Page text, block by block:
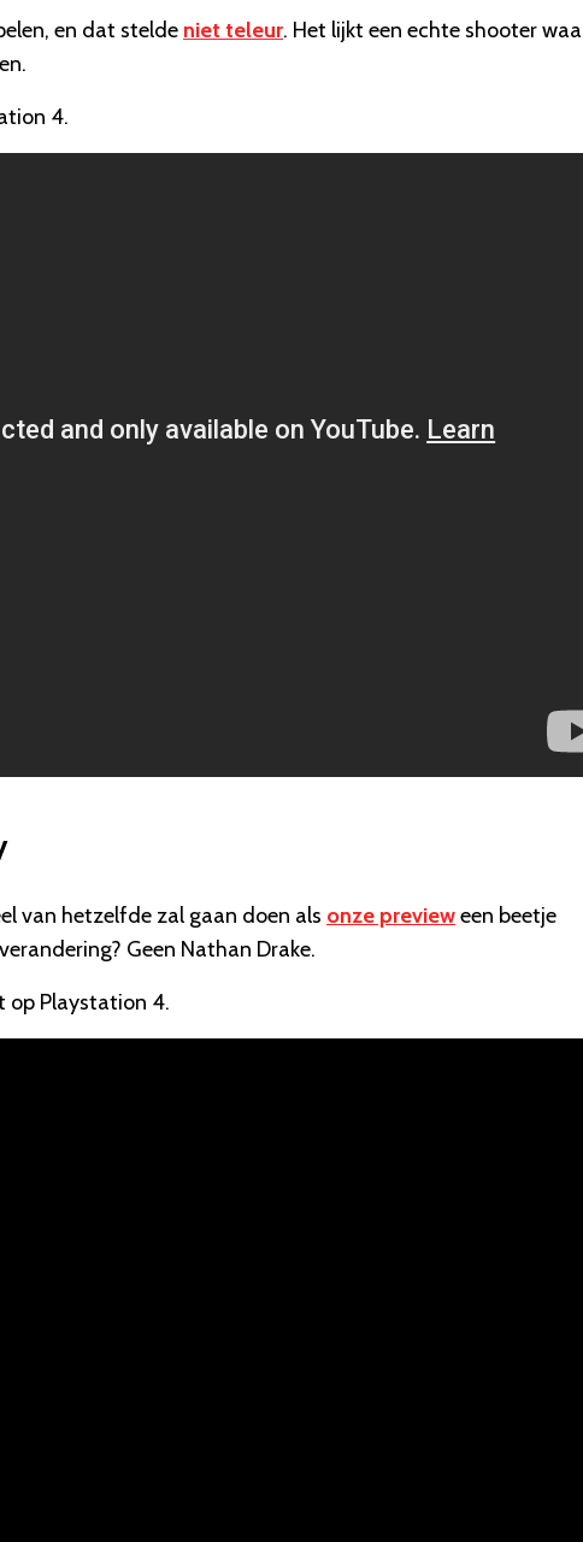
en dat stelde niet teleur. Het lijkt een echte shooter
4.
van hetzelfde zal gaan doen als onze previeween beetje
Geen Nathan Drake.
op Playstation 4.